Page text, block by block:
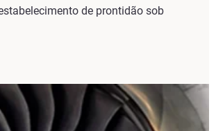
de prontidão sob